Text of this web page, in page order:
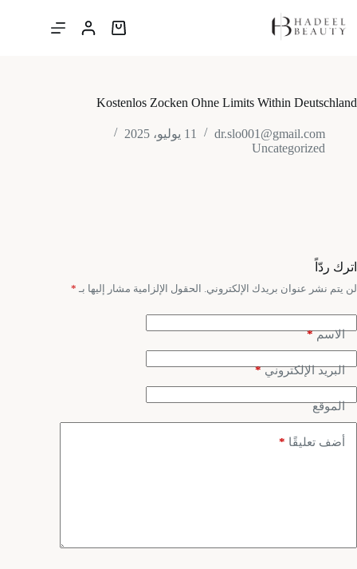
إلى
المحتوى
عربة
Kostenlos Zocken Ohne Limits Within Deutschland
dr.slo001@gmail.com
11 يوليو، 2025
Uncategorized
اترك ردّاً
لن يتم نشر عنوان بريدك الإلكتروني. الحقول الإلزامية مشار إليها بـ *
الاسم*
البريد الإلكتروني*
الموقع
أضف تعليقًا *